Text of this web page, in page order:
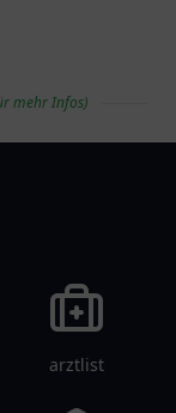
mehr Infos)
arztlist